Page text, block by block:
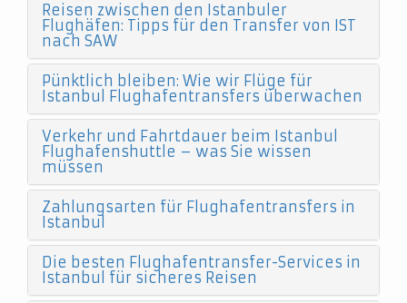
Reisen zwischen den Istanbuler
Flughäfen: Tipps für den Transfer von IST
nach SAW
Pünktlich bleiben: Wie wir Flüge für
Istanbul Flughafentransfers überwachen
Verkehr und Fahrtdauer beim Istanbul
Flughafenshuttle – was Sie wissen
müssen
Zahlungsarten für Flughafentransfers in
Istanbul
Die besten Flughafentransfer-Services in
Istanbul für sicheres Reisen